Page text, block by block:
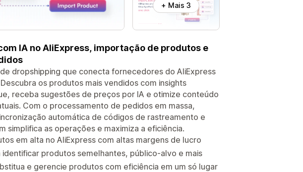
+ Mais 3
IA no AliExpress, importação de produtos e
dropshipping que conecta fornecedores do AliExpress
os produtos mais vendidos com insights
receba sugestões de preços por IA e otimize conteúdo
Com o processamento de pedidos em massa,
automática de códigos de rastreamento e
simplifica as operações e maximiza a eficiência.
em alta no AliExpress com altas margens de lucro
produtos semelhantes, público-alvo e mais
e gerencie produtos com eficiência em um só lugar